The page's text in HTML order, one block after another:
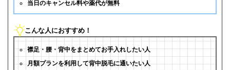
当日のキャンセル料や薬代が無料
こんな人におすすめ！
襟足・腰・背中をまとめてお手入れしたい人
月額プランを利用して背中脱毛に通いたい人